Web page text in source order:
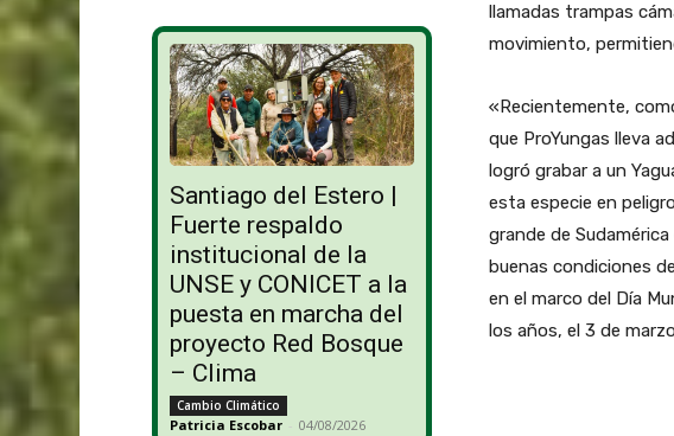
Santiago del Estero |
Fuerte respaldo
institucional de la
UNSE y CONICET a la
puesta en marcha del
proyecto Red Bosque
– Clima
Cambio Climático
Patricia Escobar - 04/08/2026
llamadas trampas
movimiento,
«Recientemente,
que ProYungas lleva
logró grabar a un
esta especie en
grande de
buenas condiciones
en el marco del Día
los años, el 3 de